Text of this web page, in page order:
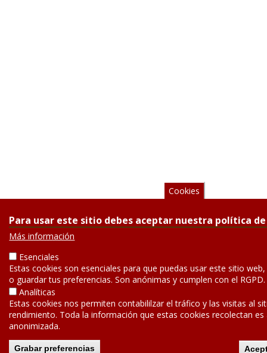
Cookies
Para usar este sitio debes aceptar nuestra política
Más información
Esenciales
Estas cookies son esenciales para que puedas usar este sitio
o guardar tus preferencias. Son anónimas y cumplen con el RGPD.
Analíticas
Estas cookies nos permiten contabililzar el tráfico y las visitas al
rendimiento. Toda la información que estas cookies recolectan es
anonimizada.
Grabar preferencias